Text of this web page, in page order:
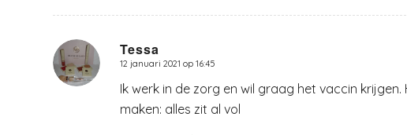
Tessa
zegt:
12 januari 2021 op 16:45
Ik werk in de zorg en wil graag het vaccin
maken: alles zit al vol